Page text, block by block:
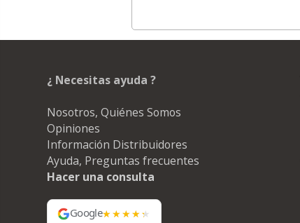
¿ Necesitas ayuda ?
Nosotros, Quiénes Somos
Opiniones
Información Distribuidores
Ayuda, Preguntas frecuentes
Hacer una consulta
Google